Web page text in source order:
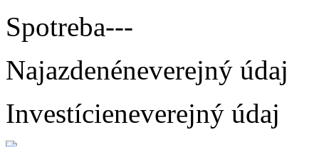
Spotreba---
Najazdenéneverejný údaj
Investícieneverejný údaj